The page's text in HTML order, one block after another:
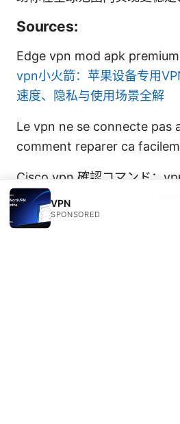
Sources:
Edge vpn mod apk
vpn小火箭：苹果设备专用
速度、隐私与使用场景全解
Le vpn ne se connecte pas
comment reparer ca
Cisco vpn 確認コマンド：
するための完全ガイドと実
ィング
VPN
SPONSORED